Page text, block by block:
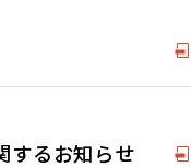
するお知らせ